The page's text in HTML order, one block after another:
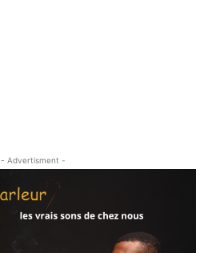
- Advertisment -